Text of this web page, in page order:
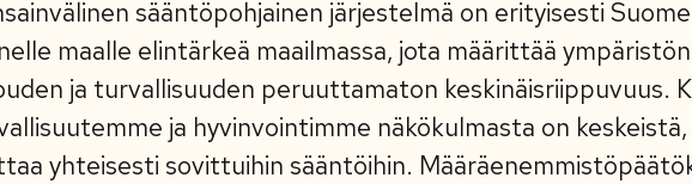
sääntöpohjainen järjestelmä on erityisesti
maalle elintärkeä maailmassa, jota määrittää
ja turvallisuuden peruuttamaton keskinäisriippuvuus.
ja hyvinvointimme näkökulmasta on
yhteisesti sovittuihin sääntöihin.